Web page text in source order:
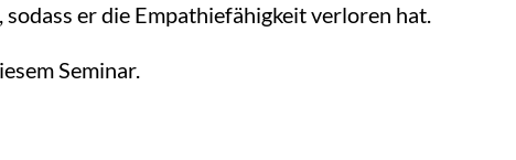
er die Empathiefähigkeit verloren hat.
Seminar.